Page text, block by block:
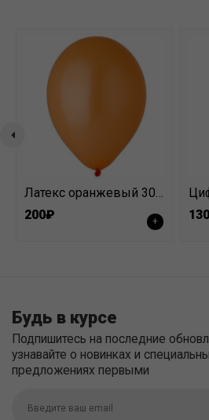
Латекс оранжевый 30 см
200₽
+
Будь в курсе
Подпишитесь на последние
узнавайте о новинках и
предложениях первыми